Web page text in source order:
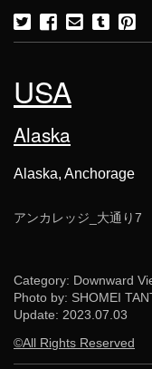
USA
Alaska
Alaska, Anchorage
アンカレッジ_大通り7
Category: Downward
Photo by: SHOMEI
Update: 2023.07.03
©All Rights Reserved